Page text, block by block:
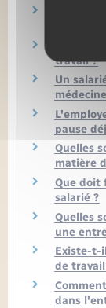
Un
travail ?
Un
pause
Quelles
matière
Que doit
salarié ?
Quelles
une
Existe-t-
de
dans